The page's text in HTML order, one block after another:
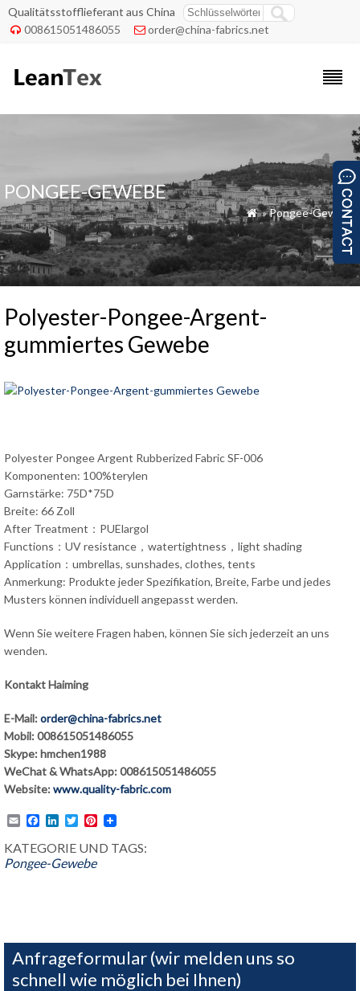
Qualitätsstofflieferant aus China
 008615051486055  order@china-fabrics.net
PONGEE-GEWEBE
 »Pongee-Gewebe
Polyester-Pongee-Argent-
gummiertes Gewebe
Polyester Pongee Argent Rubberized Fabric SF-006
Komponenten: 100%terylen
Garnstärke: 75D*75D
Breite: 66 Zoll
After Treatment：PUElargol
Functions：UV resistance，watertightness，light shading
Application：umbrellas, sunshades, clothes, tents
Anmerkung: Produkte jeder Spezifikation, Breite, Farbe und jedes
Musters können individuell angepasst werden.
Wenn Sie weitere Fragen haben, können Sie sich jederzeit an uns
wenden.
Kontakt Haiming
E-Mail:order@china-fabrics.net
Mobil: 008615051486055
Skype: hmchen1988
WeChat & WhatsApp: 008615051486055
Website:www.quality-fabric.com
EmailFacebook
LinkedIn
TwitterPinterest
KATEGORIE UND TAGS:
Pongee-Gewebe
Anfrageformular (wir melden uns so
schnell wie möglich bei Ihnen)